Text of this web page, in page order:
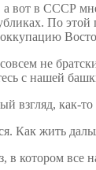
вот в СССР мне
По
не
с нашей
взгляд, как-
Как жить
котором все